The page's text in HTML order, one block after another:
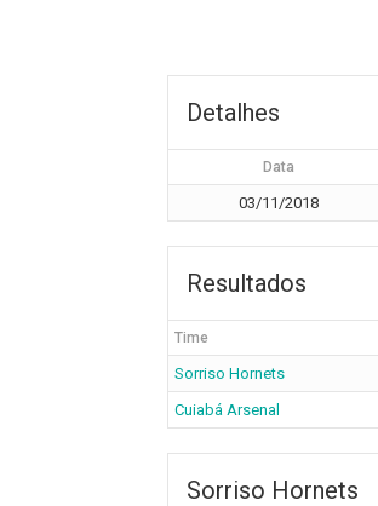
Detalhes
Data
03/11/2018
Resultados
Time
Sorriso Hornets
Cuiabá Arsenal
Sorriso Hornets